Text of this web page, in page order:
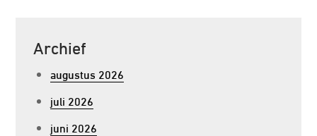
Archief
augustus 2026
juli 2026
juni 2026